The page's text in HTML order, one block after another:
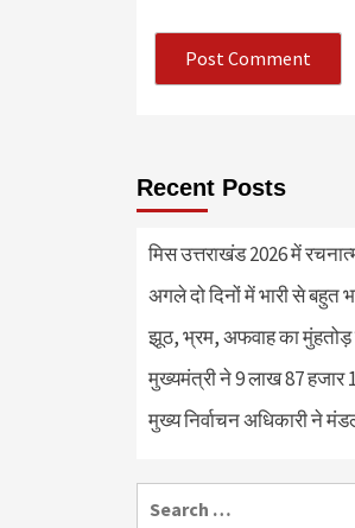
Recent Posts
मिस उत्तराखंड 2026 में
अगले दो दिनों में भारी से बहुत
झूठ, भ्रम, अफवाह का
मुख्यमंत्री ने 9 लाख 87 हजार
मुख्य निर्वाचन अधिकारी ने